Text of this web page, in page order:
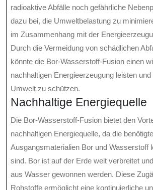
radioaktive Abfälle noch gefährliche
dazu bei, die Umweltbelastung zu
im Zusammenhang mit der
Durch die Vermeidung von schädlichen
könnte die Bor-Wasserstoff-Fusion einen
nachhaltigen Energieerzeugung leisten
Umwelt zu schützen.
Nachhaltige Energiequelle
Die Bor-Wasserstoff-Fusion bietet den
nachhaltigen Energiequelle, da die
Ausgangsmaterialien Bor und Wasserstoff
sind. Bor ist auf der Erde weit verbreitet
aus Wasser gewonnen werden. Diese
Rohstoffe ermöglicht eine kontinuierliche